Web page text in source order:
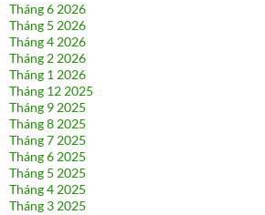
Tháng 6 2026
Tháng 5 2026
Tháng 4 2026
Tháng 2 2026
Tháng 1 2026
Tháng 12 2025
Tháng 9 2025
Tháng 8 2025
Tháng 7 2025
Tháng 6 2025
Tháng 5 2025
Tháng 4 2025
Tháng 3 2025